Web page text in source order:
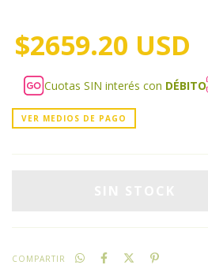
$2659.20 USD
Cuotas SIN interés con DÉBITO
VER MEDIOS DE PAGO
COMPARTIR